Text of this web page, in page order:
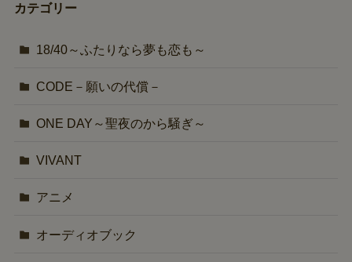
カテゴリー
18/40～ふたりなら夢も恋も～
CODE－願いの代償－
ONE DAY～聖夜のから騒ぎ～
VIVANT
アニメ
オーディオブック